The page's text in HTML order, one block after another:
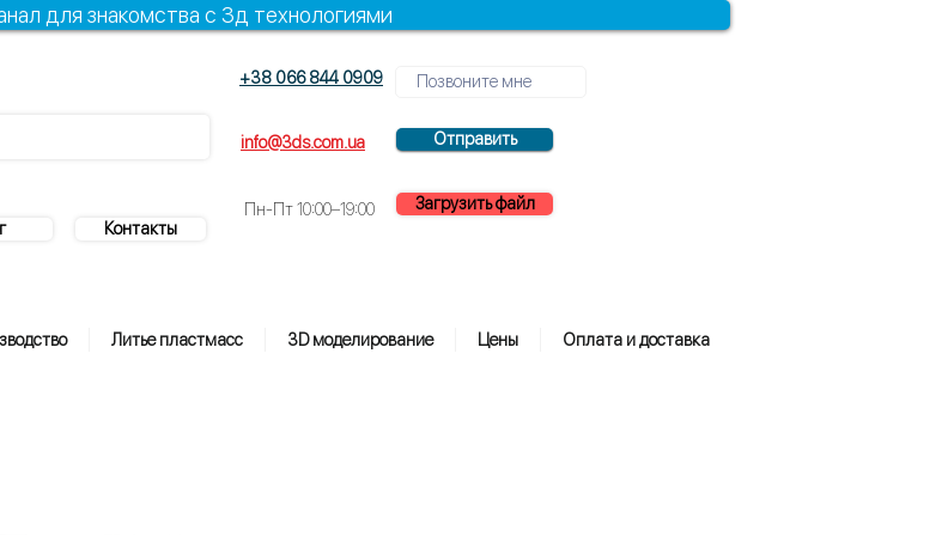
для знакомства с 3д технологиями
Контакты
+38 066 844 0909
info@3ds.com.ua Отправить
Пн-Пт10:00–19:00 Загрузить файл
Литье пластмасс 3D моделирование Цены Оплата и доставка